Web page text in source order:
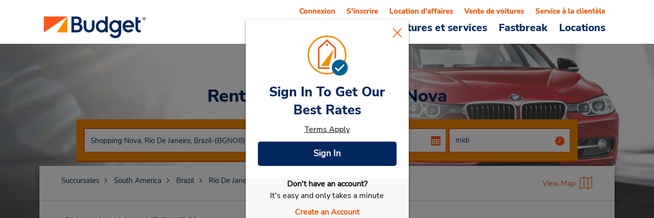
Voitures et services Fastbreak Locations
Connexion S'inscrire Location d'affaires Vente de voitures Service à la clientèle
Rent a Car at Shopping Nova
Sélectionner ma voiture
Sign In To Get Our
Best Rates
Terms Apply
Sign In
Don't have an account?
It's easy and only takes a minute
Create an Account
Succursales South America Brazil Rio De Janeiro Shopping Nova View Map